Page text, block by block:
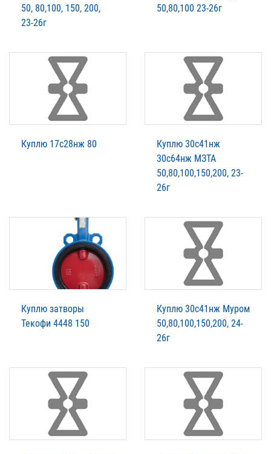
50, 80,100, 150, 200,
23-26г
50,80,100 23-26г
Куплю 17с28нж 80
Куплю 30с41нж
30с64нж МЗТА
50,80,100,150,200, 23-
26г
Куплю затворы
Текофи 4448 150
Куплю 30с41нж Муром
50,80,100,150,200, 24-
26г